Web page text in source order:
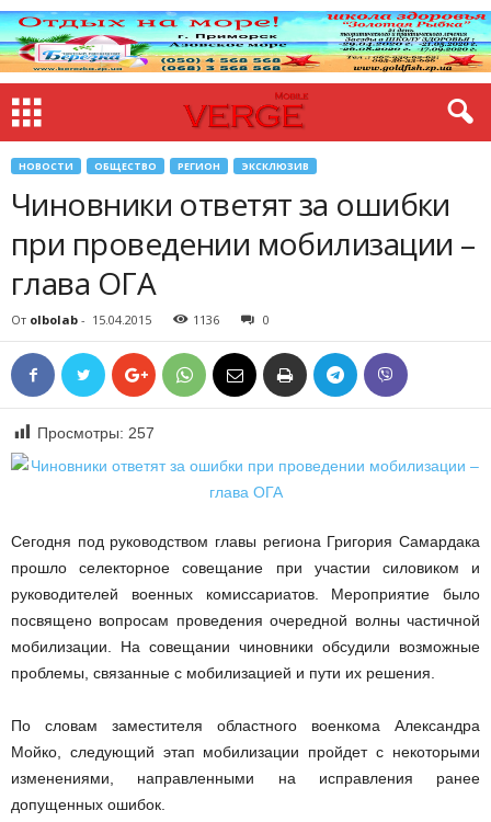
НОВОСТИ ОБЩЕСТВО РЕГИОН ЭКСКЛЮЗИВ
Чиновники ответят за ошибки
при проведении мобилизации –
глава ОГА
От olbolab - 15.04.2015 1136 0
Просмотры: 257
Сегодня под руководством главы региона Григория Самардака
прошло селекторное совещание при участии силовиком и
руководителей военных комиссариатов. Мероприятие было
посвящено вопросам проведения очередной волны частичной
мобилизации. На совещании чиновники обсудили возможные
проблемы, связанные с мобилизацией и пути их решения.
По словам заместителя областного военкома Александра
Мойко, следующий этап мобилизации пройдет с некоторыми
изменениями, направленными на исправления ранее
допущенных ошибок.